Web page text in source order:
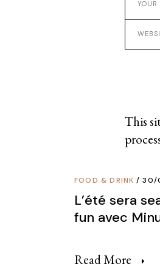
This
FOOD & DRINK 30/
L’été sera
fun avec
Read More